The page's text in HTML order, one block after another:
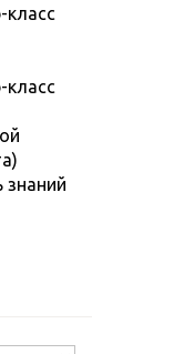
класс
класс
знаний